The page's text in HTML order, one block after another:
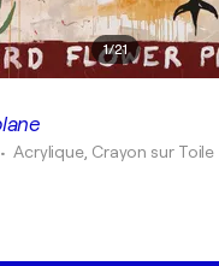
1/21
• Acrylique, Crayon sur Toile